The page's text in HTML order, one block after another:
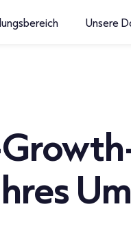
Unsere